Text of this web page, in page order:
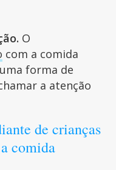
O
com a comida
forma de
a atenção
de crianças
comida